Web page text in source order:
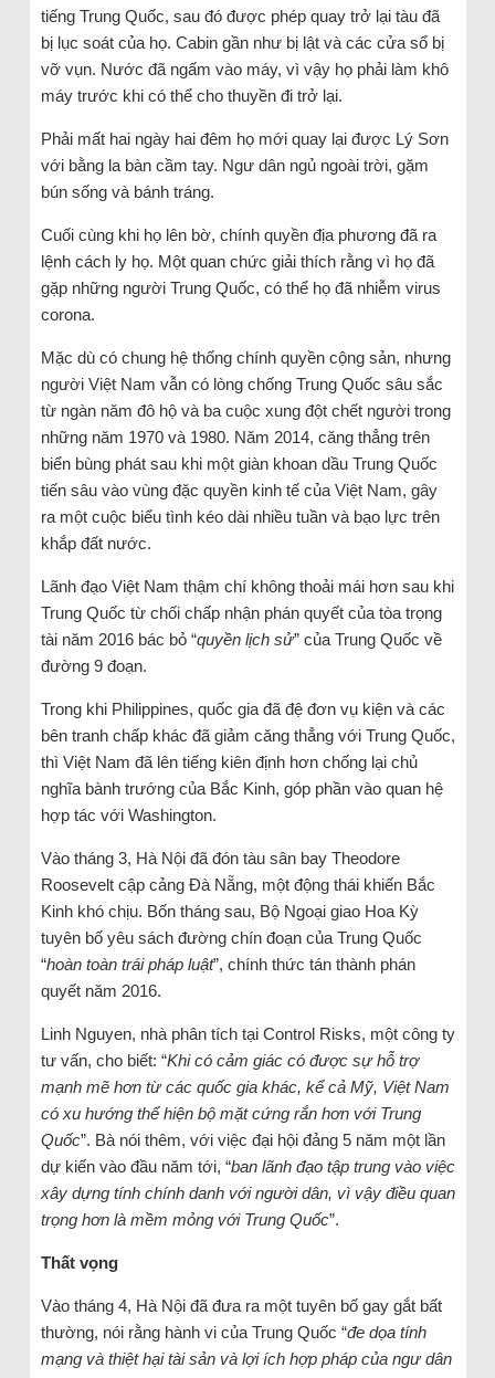
tiếng Trung Quốc, sau đó được phép quay trở lại tàu đã
bị lục soát của họ. Cabin gần như bị lật và các cửa sổ bị
vỡ vụn. Nước đã ngấm vào máy, vì vậy họ phải làm khô
máy trước khi có thể cho thuyền đi trở lại.
Phải mất hai ngày hai đêm họ mới quay lại được Lý Sơn
với bằng la bàn cầm tay. Ngư dân ngủ ngoài trời, gặm
bún sống và bánh tráng.
Cuối cùng khi họ lên bờ, chính quyền địa phương đã ra
lệnh cách ly họ. Một quan chức giải thích rằng vì họ đã
gặp những người Trung Quốc, có thể họ đã nhiễm virus
corona.
Mặc dù có chung hệ thống chính quyền cộng sản, nhưng
người Việt Nam vẫn có lòng chống Trung Quốc sâu sắc
từ ngàn năm đô hộ và ba cuộc xung đột chết người trong
những năm 1970 và 1980. Năm 2014, căng thẳng trên
biển bùng phát sau khi một giàn khoan dầu Trung Quốc
tiến sâu vào vùng đặc quyền kinh tế của Việt Nam, gây
ra một cuộc biểu tình kéo dài nhiều tuần và bạo lực trên
khắp đất nước.
Lãnh đạo Việt Nam thậm chí không thoải mái hơn sau khi
Trung Quốc từ chối chấp nhận phán quyết của tòa trọng
tài năm 2016 bác bỏ “quyền lịch sử” của Trung Quốc về
đường 9 đoạn.
Trong khi Philippines, quốc gia đã đệ đơn vụ kiện và các
bên tranh chấp khác đã giảm căng thẳng với Trung Quốc,
thì Việt Nam đã lên tiếng kiên định hơn chống lại chủ
nghĩa bành trướng của Bắc Kinh, góp phần vào quan hệ
hợp tác với Washington.
Vào tháng 3, Hà Nội đã đón tàu sân bay Theodore
Roosevelt cập cảng Đà Nẵng, một động thái khiến Bắc
Kinh khó chịu. Bốn tháng sau, Bộ Ngoại giao Hoa Kỳ
tuyên bố yêu sách đường chín đoạn của Trung Quốc
“hoàn toàn trái pháp luật”, chính thức tán thành phán
quyết năm 2016.
Linh Nguyen, nhà phân tích tại Control Risks, một công ty
tư vấn, cho biết: “Khi có cảm giác có được sự hỗ trợ
mạnh mẽ hơn từ các quốc gia khác, kể cả Mỹ, Việt Nam
có xu hướng thể hiện bộ mặt cứng rắn hơn với Trung
Quốc”. Bà nói thêm, với việc đại hội đảng 5 năm một lần
dự kiến ​​vào đầu năm tới, “ban lãnh đạo tập trung vào việc
xây dựng tính chính danh với người dân, vì vậy điều quan
trọng hơn là mềm mỏng với Trung Quốc”.
Thất vọng
Vào tháng 4, Hà Nội đã đưa ra một tuyên bố gay gắt bất
thường, nói rằng hành vi của Trung Quốc “đe dọa tính
mạng và thiệt hại tài sản và lợi ích hợp pháp của ngư dân